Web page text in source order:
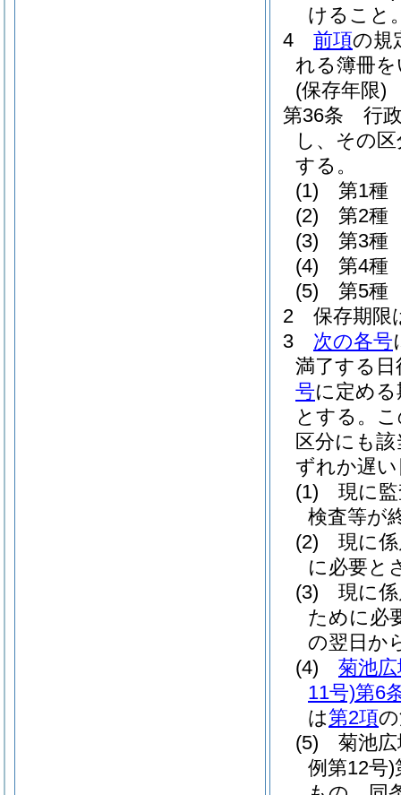
けること
4
前項の規
れる簿冊
(保存年限)
第36条
行
し、その
する。
(1)
第1種
(2)
第2種
(3)
第3種
(4)
第4種
(5)
第5種
2
保存期限
3
次の各号
満了する
号に定め
とする。
区分にも
ずれか遅
(1)
現に
検査等が
(2)
現に
に必要と
(3)
現に
ために必
の翌日か
(4)
菊池
11号)第6
は第2項
(5)
菊池
例第12号)